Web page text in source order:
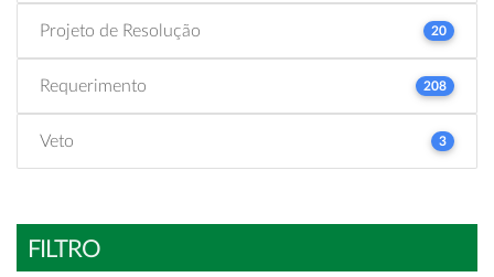
Projeto de Resolução 20
Requerimento 208
Veto 3
FILTRO